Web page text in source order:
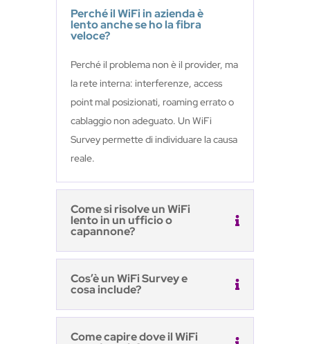
Perché il WiFi in azienda è
lento anche se ho la fibra
veloce?
Perché il problema non è il provider, ma
la rete interna: interferenze, access
point mal posizionati, roaming errato o
cablaggio non adeguato. Un WiFi
Survey permette di individuare la causa
reale.
Come si risolve un WiFi
lento in un ufficio o
capannone?
Cos’è un WiFi Survey e
cosa include?
Come capire dove il WiFi